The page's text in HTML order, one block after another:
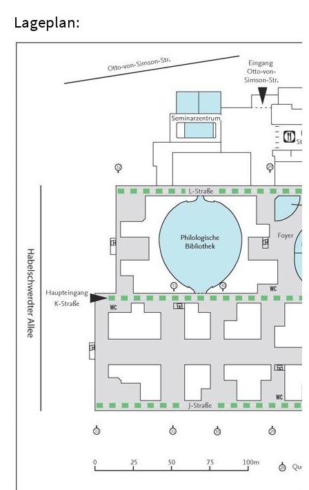
Lageplan: